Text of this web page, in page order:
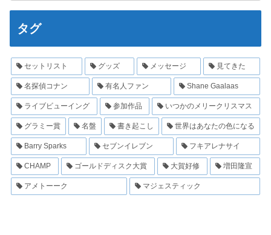
タグ
セットリスト グッズ メッセージ 見てきた
名探偵コナン 有名人ファン Shane Gaalaas
ライブビューイング 参加作品 いつかのメリークリスマス
グラミー賞 名盤 書き起こし 世界はあなたの色になる
Barry Sparks セブンイレブン フキアレナサイ
CHAMP ゴールドディスク大賞 大賀好修 増田隆宣
アメトーーク マジェスティック